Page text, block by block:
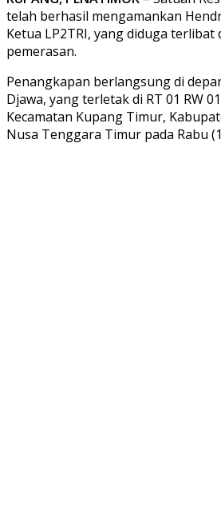
telah berhasil mengamankan
Ketua LP2TRI, yang diduga terlibat
pemerasan.
Penangkapan berlangsung di
Djawa, yang terletak di RT 01 RW
Kecamatan Kupang Timur,
Nusa Tenggara Timur pada Rabu